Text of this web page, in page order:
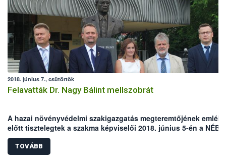
2018. június 7., csütörtök
Felavatták Dr. Nagy Bálint mellszobrát
A hazai növényvédelmi szakigazgatás megteremtőjének emléke
előtt tisztelegtek a szakma képviselői 2018. június 5-én a
Növény- Talaj- és Agrárkörnyezet-védelmi Igazgatóság
épületénél, ahol a mintegy 150 megjelent vendég előtt
Dr. Nagy Bálint mellszobrát.
TOVÁBB